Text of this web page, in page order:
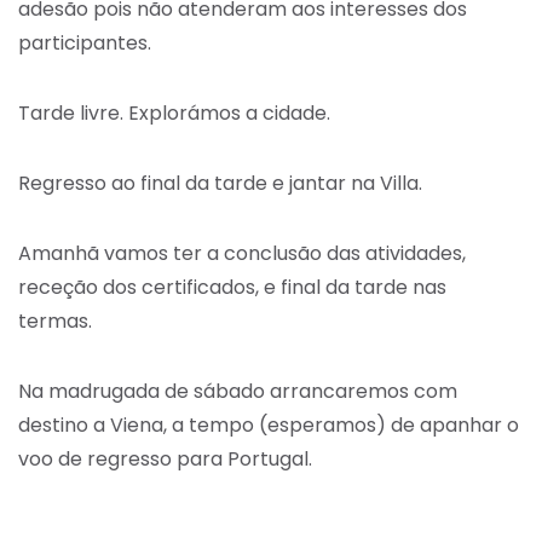
adesão pois não atenderam aos interesses dos
participantes.
Tarde livre. Explorámos a cidade.
Regresso ao final da tarde e jantar na Villa.
Amanhã vamos ter a conclusão das atividades,
receção dos certificados, e final da tarde nas
termas.
Na madrugada de sábado arrancaremos com
destino a Viena, a tempo (esperamos) de apanhar o
voo de regresso para Portugal.